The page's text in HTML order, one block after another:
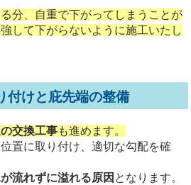
分、自重で下がってしまうことが
して下がらないように施工いたし
付けと庇先端の整備
交換工事も進めます。
置に取り付け、適切な勾配を確
流れずに溢れる原因 となります。